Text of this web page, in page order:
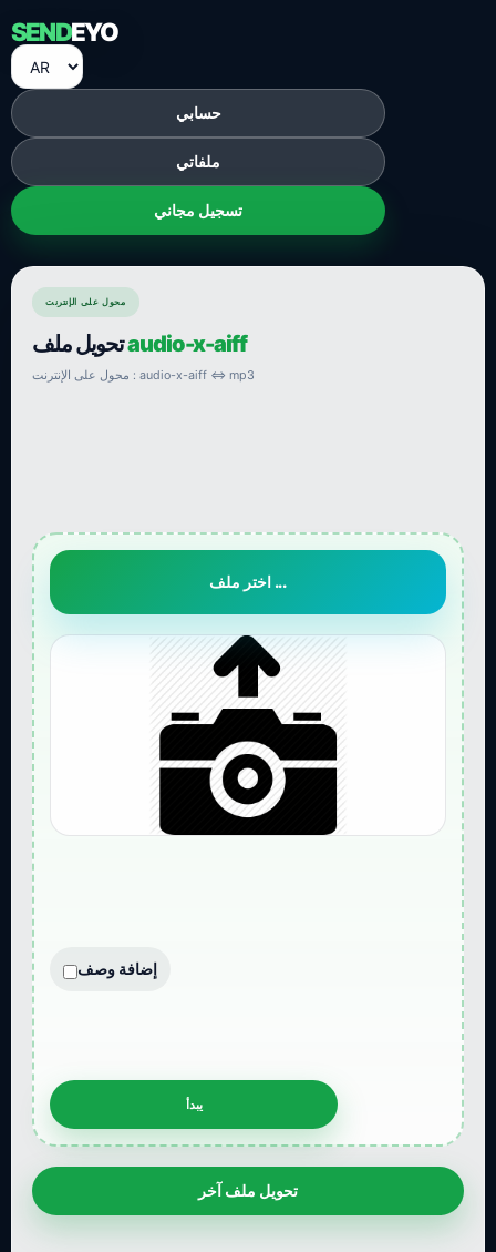
SENDEYO
حسابي
ملفاتي
تسجيل مجاني
محول على الإنترنت
تحويل ملفaudio-x-aiff
محول على الإنترنت : audio-x-aiff ⇔ mp3
اختر ملف ...
إضافة وصف
تحويل ملف آخر